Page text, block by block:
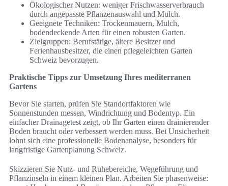
Ökologischer Nutzen: weniger Frischwasserverbrauch
durch angepasste Pflanzenauswahl und Mulch.
Geeignete Techniken: Trockenmauern, Mulch,
bodendeckende Arten für einen robusten Garten.
Zielgruppen: Berufstätige, ältere Besitzer und
Ferienhausbesitzer, die einen pflegeleichten Garten
Schweiz bevorzugen.
Praktische Tipps zur Umsetzung Ihres mediterranen
Gartens
Bevor Sie starten, prüfen Sie Standortfaktoren wie
Sonnenstunden messen, Windrichtung und Bodentyp. Ein
einfacher Drainagetest zeigt, ob Ihr Garten einen drainierender
Boden braucht oder verbessert werden muss. Bei Unsicherheit
lohnt sich eine professionelle Bodenanalyse, besonders für
langfristige Gartenplanung Schweiz.
Skizzieren Sie Nutz- und Ruhebereiche, Wegeführung und
Pflanzinseln in einem kleinen Plan. Arbeiten Sie phasenweise: